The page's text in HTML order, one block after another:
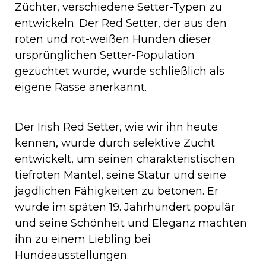
Züchter, verschiedene Setter-Typen zu
entwickeln. Der Red Setter, der aus den
roten und rot-weißen Hunden dieser
ursprünglichen Setter-Population
gezüchtet wurde, wurde schließlich als
eigene Rasse anerkannt.
Der Irish Red Setter, wie wir ihn heute
kennen, wurde durch selektive Zucht
entwickelt, um seinen charakteristischen
tiefroten Mantel, seine Statur und seine
jagdlichen Fähigkeiten zu betonen. Er
wurde im späten 19. Jahrhundert populär
und seine Schönheit und Eleganz machten
ihn zu einem Liebling bei
Hundeausstellungen.